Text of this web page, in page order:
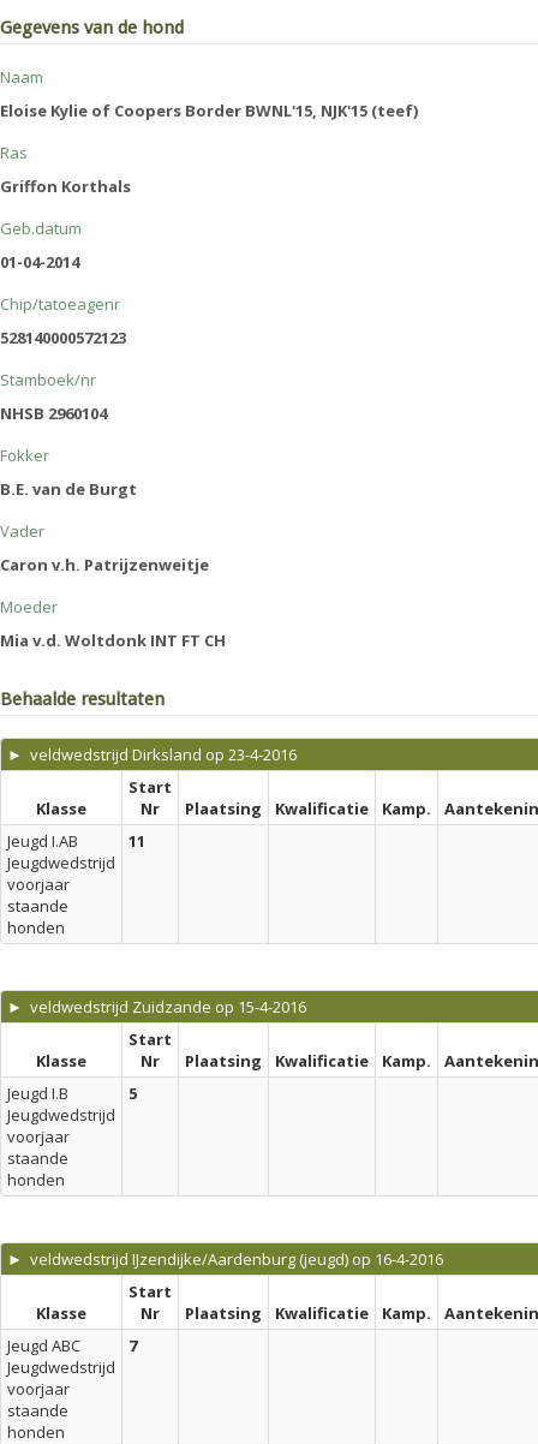
Gegevens van de hond
Naam
Eloise Kylie of Coopers Border BWNL'15, NJK'15 (teef)
Ras
Griffon Korthals
Geb.datum
01-04-2014
Chip/tatoeagenr
528140000572123
Stamboek/nr
NHSB 2960104
Fokker
B.E. van de Burgt
Vader
Caron v.h. Patrijzenweitje
Moeder
Mia v.d. Woltdonk INT FT CH
Behaalde resultaten
► veldwedstrijd Dirksland op 23-4-2016
Klasse
Start
Nr
Plaatsing Kwalificatie Kamp.
Jeugd I.AB
Jeugdwedstrijd
voorjaar
staande
honden
11
► veldwedstrijd Zuidzande op 15-4-2016
Klasse
Start
Nr
Plaatsing Kwalificatie Kamp.
Jeugd I.B
Jeugdwedstrijd
voorjaar
staande
honden
5
► veldwedstrijd IJzendijke/Aardenburg (jeugd) op 16-4-2016
Klasse
Start
Nr
Plaatsing Kwalificatie Kamp.
Jeugd ABC
Jeugdwedstrijd
voorjaar
staande
honden
7